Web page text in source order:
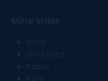
Mine sider
Shop
Din konto
Kasse
Kurv